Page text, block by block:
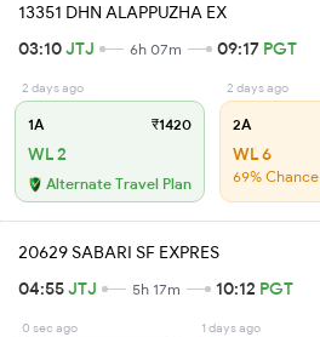
13351 DHN ALAPPUZHA EX
03:10JTJ 6h 07m 09:17 PGT
2 days ago
1A ₹1420
WL 2
Alternate Travel Plan
2 days ago
2A
WL 6
69% Chance
20629 SABARI SF EXPRES
04:55JTJ 5h 17m 10:12 PGT
0 sec ago 1 days ago